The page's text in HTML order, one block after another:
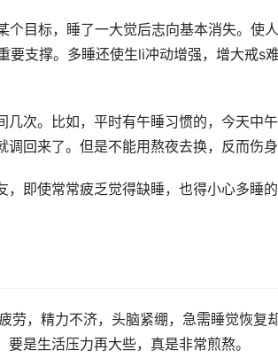
目标，睡了一大觉后志向基本消失。使人
支撑。多睡还使生li冲动增强，增大戒s难
次。比如，平时有午睡习惯的，今天中
回来了。但是不能用熬夜去换，反而伤身
即使常常疲乏觉得缺睡，也得小心多睡
劳，精力不济，头脑紧绷，急需睡觉恢复
是生活压力再大些，真是非常煎熬。